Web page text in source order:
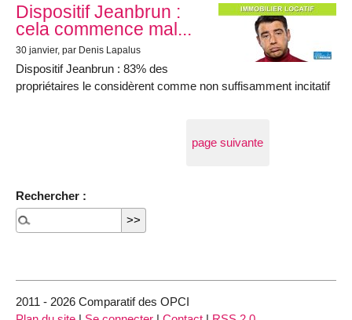
Dispositif Jeanbrun :
cela commence mal...
30 janvier, par Denis Lapalus
Dispositif Jeanbrun : 83% des
propriétaires le considèrent comme non suffisamment incitatif
page suivante
Rechercher :
2011 - 2026 Comparatif des OPCI